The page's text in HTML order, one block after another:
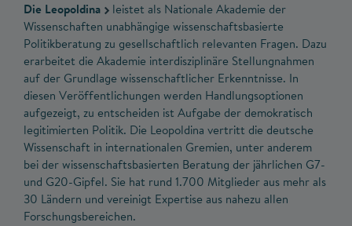
Die Leopoldina
leistet als Nationale Akademie der
Wissenschaften unabhängige wissenschaftsbasierte
Politikberatung zu gesellschaftlich relevanten Fragen. Dazu
erarbeitet die Akademie interdisziplinäre Stellungnahmen
auf der Grundlage wissenschaftlicher Erkenntnisse. In
diesen Veröffentlichungen werden Handlungsoptionen
aufgezeigt, zu entscheiden ist Aufgabe der demokratisch
legitimierten Politik. Die Leopoldina vertritt die deutsche
Wissenschaft in internationalen Gremien, unter anderem
bei der wissenschaftsbasierten Beratung der jährlichen G7-
und G20-Gipfel. Sie hat rund 1.700 Mitglieder aus mehr als
30 Ländern und vereinigt Expertise aus nahezu allen
Forschungsbereichen.